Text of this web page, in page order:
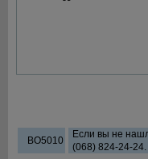
BO5010
Если вы не
(068) 824-24-24.